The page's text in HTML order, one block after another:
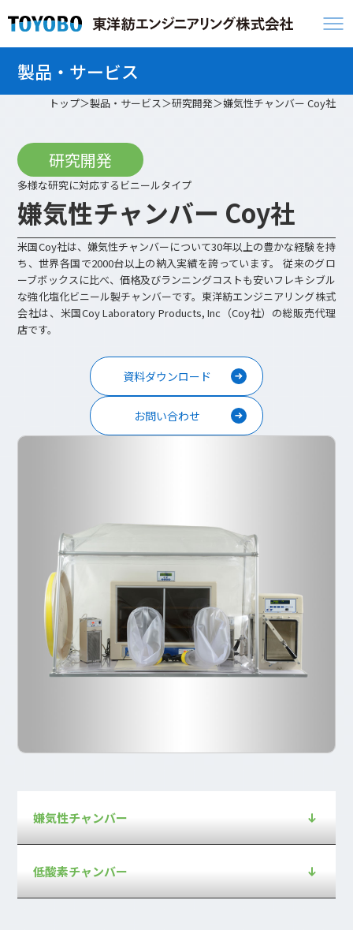
製品・サービス
トップ 製品・サービス 研究開発 嫌気性チャンバー Coy社
研究開発
多様な研究に対応するビニールタイプ
嫌気性チャンバー Coy社
米国Coy社は、嫌気性チャンバーについて30年以上の豊かな経験を持
ち、世界各国で2000台以上の納入実績を誇っています。 従来のグロ
ーブボックスに比べ、価格及びランニングコストも安いフレキシブル
な強化塩化ビニール製チャンバーです。東洋紡エンジニアリング株式
会社は、米国Coy Laboratory Products, Inc（Coy社）の総販売代理
店です。
資料ダウンロード
お問い合わせ
嫌気性チャンバー
低酸素チャンバー